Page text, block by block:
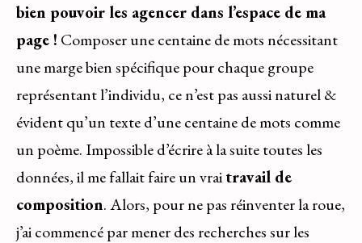
bien pouvoir les agencer dans l’espace de ma
page ! Composer une centaine de mots nécessitant
une marge bien spécifique pour chaque groupe
représentant l’individu, ce n’est pas aussi naturel &
évident qu’un texte d’une centaine de mots comme
un poème. Impossible d’écrire à la suite toutes les
données, il me fallait faire un vraitravail de
composition. Alors, pour ne pas réinventer la roue,
j’ai commencé par mener des recherches sur les